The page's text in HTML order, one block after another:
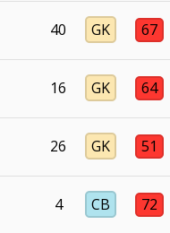
40 GK 67
16 GK 64
26 GK 51
4 CB 72